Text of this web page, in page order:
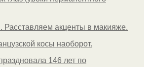
Расставляем акценты в макияже.
косы наоборот.
146 лет по